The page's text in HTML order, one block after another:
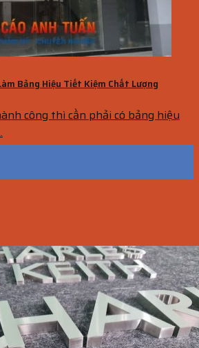
Bảng Hiệu Tiết Kiệm Chất Lượng
công thì cần phải có bảng hiệu